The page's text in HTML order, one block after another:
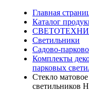
Главная
Каталог
Светильники
Садово-
Комплекты
парковых
Стекло
светильников